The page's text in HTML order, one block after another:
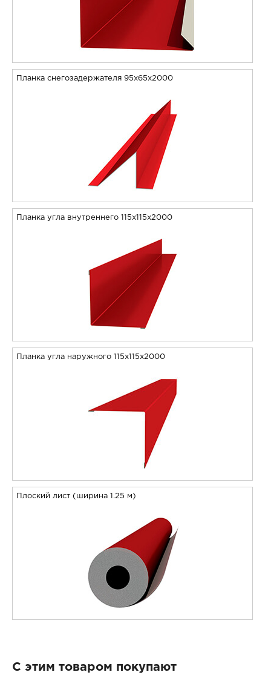
Планка снегозадержателя 95х65х2000
Планка угла внутреннего 115х115х2000
Планка угла наружного 115х115х2000
Плоский лист (ширина 1.25 м)
С этим товаром покупают